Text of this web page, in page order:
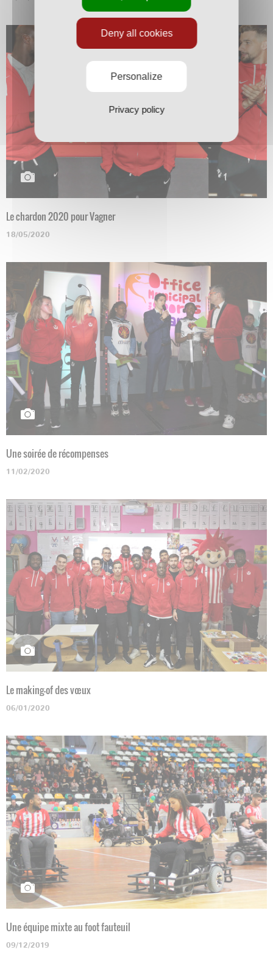
Le chardon 2020 pour Vagner
18/05/2020
Une soirée de récompenses
11/02/2020
Le making-of des vœux
06/01/2020
Une équipe mixte au foot fauteuil
09/12/2019
Deny all cookies
Personalize
Privacy policy